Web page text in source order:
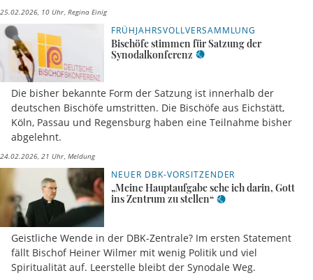
25.02.2026, 10 Uhr Regina Einig
FRÜHJAHRSVOLLVERSAMMLUNG
Bischöfe stimmen für Satzung der
Synodalkonferenz
Die bisher bekannte Form der Satzung ist innerhalb der
deutschen Bischöfe umstritten. Die Bischöfe aus Eichstätt,
Köln, Passau und Regensburg haben eine Teilnahme bisher
abgelehnt.
24.02.2026, 21 Uhr Meldung
NEUER DBK-VORSITZENDER
„Meine Hauptaufgabe sehe ich darin, Gott
ins Zentrum zu stellen“
Geistliche Wende in der DBK-Zentrale? Im ersten Statement
fällt Bischof Heiner Wilmer mit wenig Politik und viel
Spiritualität auf. Leerstelle bleibt der Synodale Weg.